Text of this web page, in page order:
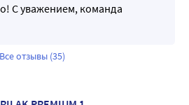
С уважением, команда
Все отзывы (35)